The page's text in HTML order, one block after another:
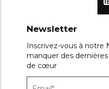
Newsletter
Inscrivez-vous à notre
manquer des
de cœur